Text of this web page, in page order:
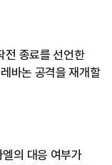
전 종료를 선언한
바논 공격을 재개할
의 대응 여부가